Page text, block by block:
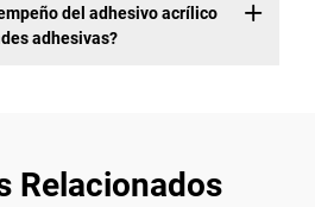
del adhesivo acrílico
adhesivas?
Relacionados